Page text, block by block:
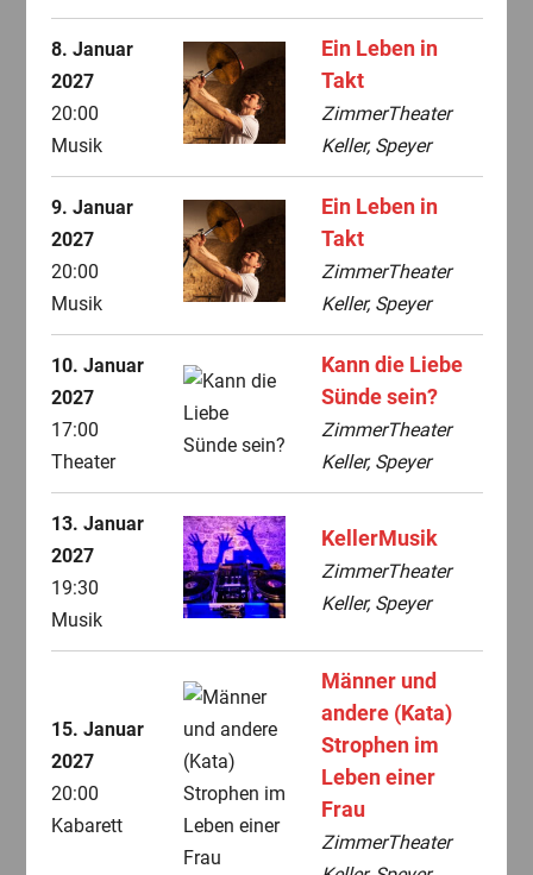
8. Januar
2027
20:00
Musik
Ein Leben in
Takt
ZimmerTheater
Keller, Speyer
9. Januar
2027
20:00
Musik
Ein Leben in
Takt
ZimmerTheater
Keller, Speyer
10. Januar
2027
17:00
Theater
Kann die Liebe
Sünde sein?
ZimmerTheater
Keller, Speyer
13. Januar
2027
19:30
Musik
KellerMusik
ZimmerTheater
Keller, Speyer
15. Januar
2027
20:00
Kabarett
Männer und
andere (Kata)
Strophen im
Leben einer
Frau
ZimmerTheater